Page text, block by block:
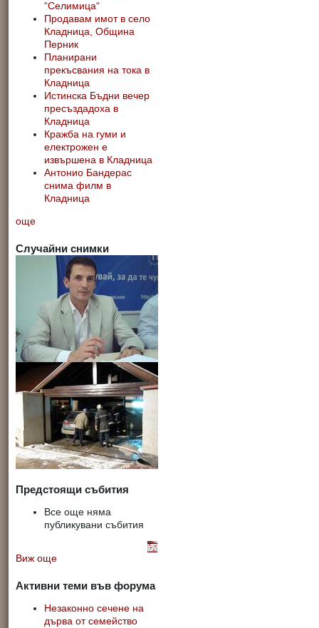
“Селимица“
Продавам имот в село
Кладница, Община
Перник
Планирани
прекъсвания на тока в
Кладница
Истинска Бъдни вечер
пресъздадоха в
Кладница
Кражба на гуми и
електрожен е
извършена в Кладница
Антонио Бандерас
снима филм в
Кладница
още
Случайни снимки
Предстоящи събития
Все още няма
публикувани събития
Виж още
Активни теми във форума
Незаконно сечене на
дърва от семейство